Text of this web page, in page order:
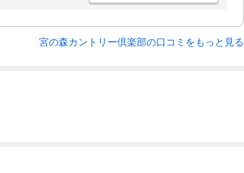
宮の森カントリー倶楽部の口コミをもっと見る